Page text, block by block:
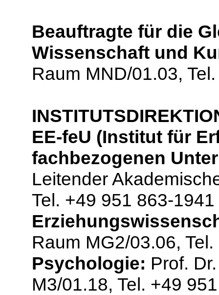
Beauftragte für die
Wissenschaft und
Raum MND/01.03,
EE-feU (Institut für
fachbezogenen
Leitender
Tel. +49 951 863-1941
Raum MG2/03.06,
Psychologie: Prof.
M3/01.18, Tel. +49